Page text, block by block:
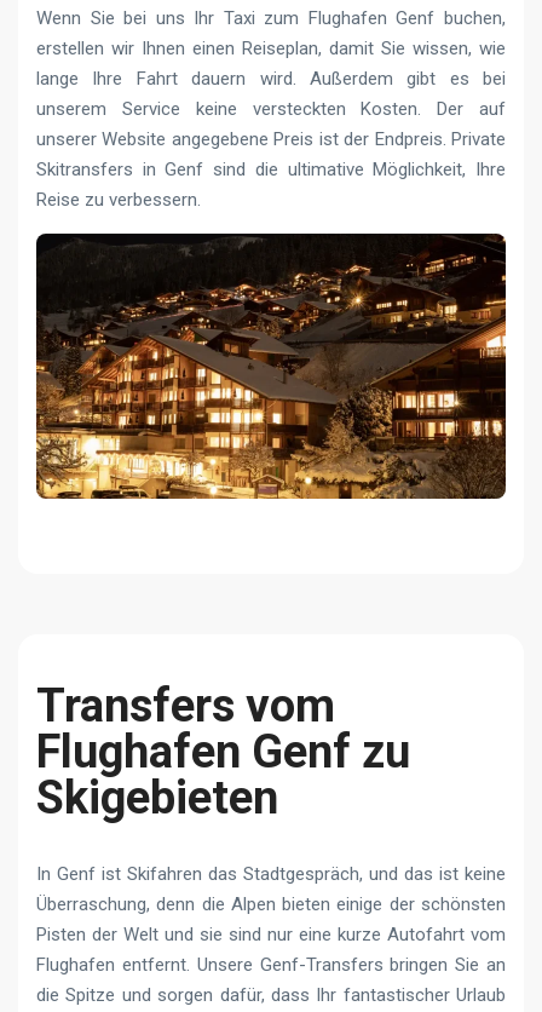
Wenn Sie bei uns Ihr Taxi zum Flughafen Genf buchen,
erstellen wir Ihnen einen Reiseplan, damit Sie wissen, wie
lange Ihre Fahrt dauern wird. Außerdem gibt es bei
unserem Service keine versteckten Kosten. Der auf
unserer Website angegebene Preis ist der Endpreis. Private
Skitransfers in Genf sind die ultimative Möglichkeit, Ihre
Reise zu verbessern.
Transfers vom
Flughafen Genf zu
Skigebieten
In Genf ist Skifahren das Stadtgespräch, und das ist keine
Überraschung, denn die Alpen bieten einige der schönsten
Pisten der Welt und sie sind nur eine kurze Autofahrt vom
Flughafen entfernt. Unsere Genf-Transfers bringen Sie an
die Spitze und sorgen dafür, dass Ihr fantastischer Urlaub